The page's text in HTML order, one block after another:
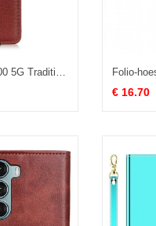
Folio-hoesje voor Moto G200 5G Traditioneel Lychee
€ 16.70